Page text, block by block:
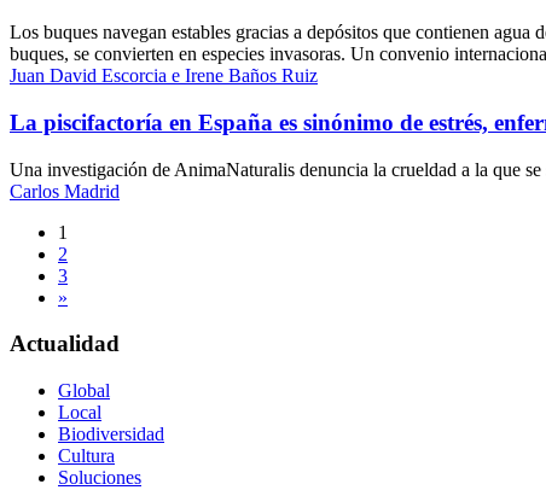
Los buques navegan estables gracias a depósitos que contienen
buques, se convierten en especies invasoras. Un convenio
Juan David Escorcia e Irene Baños Ruiz
La piscifactoría en España es sinónimo de estrés,
Una investigación de AnimaNaturalis denuncia la crueldad a la que
Carlos Madrid
Navegación
entradas
1
2
3
»
Actualidad
Global
Local
Biodiversidad
Cultura
Soluciones